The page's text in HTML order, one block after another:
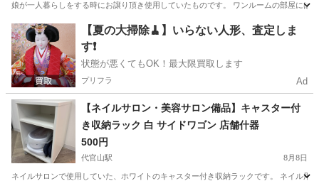
娘が一人暮らしをする時にお譲り頂き使用していたものです。 ワンルームの部屋に
東京 町田市 ベッド
【夏の大掃除🧹】いらない人形、査定しま
す❗️
状態が悪くてもOK！最大限買取します
プリフラ Ad
【ネイルサロン・美容サロン備品】キャスター付
き収納ラック 白 サイドワゴン 店舗什器
500円
代官山駅 8月8日
ネイルサロンで使用していた、ホワイトのキャスター付き収納ラックです。 ネイル